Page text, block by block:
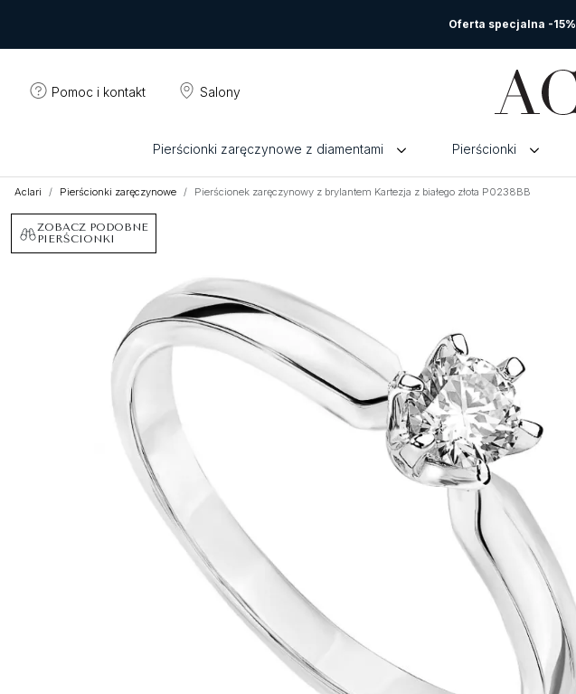
Oferta specjalna -15%
Pomoc i kontakt Salony
Pierścionki zaręczynowe z diamentami Pierścionki
Aclari Pierścionki zaręczynowe Pierścionek zaręczynowy z brylantem Kartezja z białego złota P0238BB
ZOBACZ PODOBNE
PIERŚCIONKI